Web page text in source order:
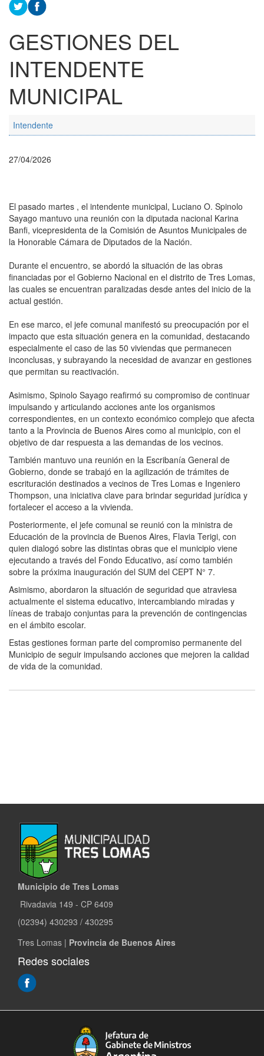
GESTIONES DEL
INTENDENTE
MUNICIPAL
Intendente
27/04/2026
El pasado martes , el intendente municipal, Luciano O. Spinolo
Sayago mantuvo una reunión con la diputada nacional Karina
Banfi, vicepresidenta de la Comisión de Asuntos Municipales de
la Honorable Cámara de Diputados de la Nación.
Durante el encuentro, se abordó la situación de las obras
financiadas por el Gobierno Nacional en el distrito de Tres Lomas,
las cuales se encuentran paralizadas desde antes del inicio de la
actual gestión.
En ese marco, el jefe comunal manifestó su preocupación por el
impacto que esta situación genera en la comunidad, destacando
especialmente el caso de las 50 viviendas que permanecen
inconclusas, y subrayando la necesidad de avanzar en gestiones
que permitan su reactivación.
Asimismo, Spinolo Sayago reafirmó su compromiso de continuar
impulsando y articulando acciones ante los organismos
correspondientes, en un contexto económico complejo que afecta
tanto a la Provincia de Buenos Aires como al municipio, con el
objetivo de dar respuesta a las demandas de los vecinos.
También mantuvo una reunión en la Escribanía General de
Gobierno, donde se trabajó en la agilización de trámites de
escrituración destinados a vecinos de Tres Lomas e Ingeniero
Thompson, una iniciativa clave para brindar seguridad jurídica y
fortalecer el acceso a la vivienda.
Posteriormente, el jefe comunal se reunió con la ministra de
Educación de la provincia de Buenos Aires, Flavia Terigi, con
quien dialogó sobre las distintas obras que el municipio viene
ejecutando a través del Fondo Educativo, así como también
sobre la próxima inauguración del SUM del CEPT N° 7.
Asimismo, abordaron la situación de seguridad que atraviesa
actualmente el sistema educativo, intercambiando miradas y
líneas de trabajo conjuntas para la prevención de contingencias
en el ámbito escolar.
Estas gestiones forman parte del compromiso permanente del
Municipio de seguir impulsando acciones que mejoren la calidad
de vida de la comunidad.
Municipio de Tres Lomas
Rivadavia 149 - CP 6409
(02394) 430293 / 430295
Tres Lomas | Provincia de Buenos Aires
Redes sociales